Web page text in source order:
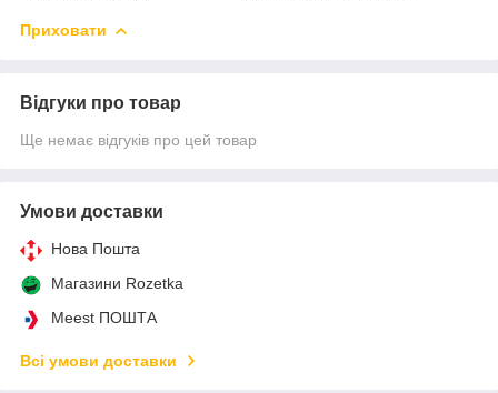
Приховати
Відгуки про товар
Ще немає відгуків про цей товар
Умови доставки
Нова Пошта
Магазини Rozetka
Meest ПОШТА
Всі умови доставки